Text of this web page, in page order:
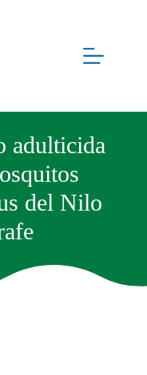
adulticida
del Nilo